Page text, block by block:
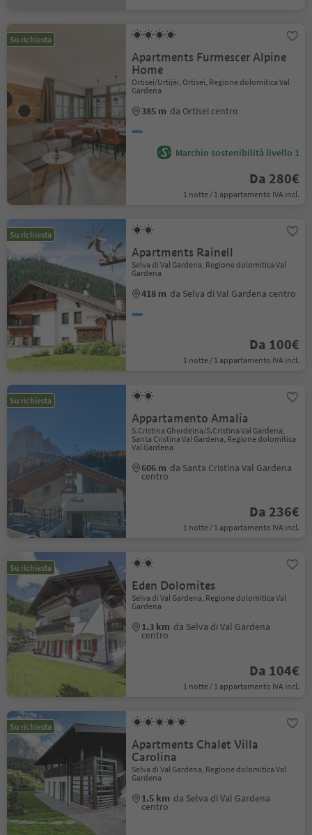
Su richiesta
Apartments Furmescer Alpine
Home
Ortisei/Urtijëi, Ortisei, Regione dolomitica Val
Gardena
385 m da Ortisei centro
Marchio sostenibilità livello 1
Da 280€
1 notte / 1 appartamento IVA incl.
Su richiesta
Apartments Rainell
Selva di Val Gardena, Regione dolomitica Val
Gardena
418 m da Selva di Val Gardena centro
Da 100€
1 notte / 1 appartamento IVA incl.
Su richiesta
Appartamento Amalia
S.Cristina Gherdëina/S.Cristina Val Gardena,
Santa Cristina Val Gardena, Regione dolomitica
Val Gardena
606 m da Santa Cristina Val Gardena
centro
Da 236€
1 notte / 1 appartamento IVA incl.
Su richiesta
Eden Dolomites
Selva di Val Gardena, Regione dolomitica Val
Gardena
1.3 km da Selva di Val Gardena
centro
Da 104€
1 notte / 1 appartamento IVA incl.
Su richiesta
Apartments Chalet Villa
Carolina
Selva di Val Gardena, Regione dolomitica Val
Gardena
1.5 km da Selva di Val Gardena
centro